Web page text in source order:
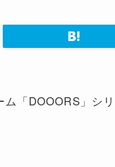
「DOOORS」シ